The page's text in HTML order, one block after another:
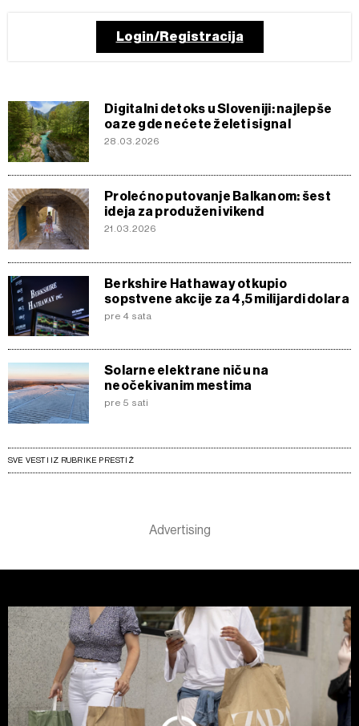
Login/Registracija
Digitalni detoks u Sloveniji: najlepše
oaze gde nećete želeti signal
28.03.2026
Prolećno putovanje Balkanom: šest
ideja za produženi vikend
21.03.2026
Berkshire Hathaway otkupio
sopstvene akcije za 4,5 milijardi dolara
pre 4 sata
Solarne elektrane niču na
neočekivanim mestima
pre 5 sati
SVE VESTI IZ RUBRIKE PRESTIŽ